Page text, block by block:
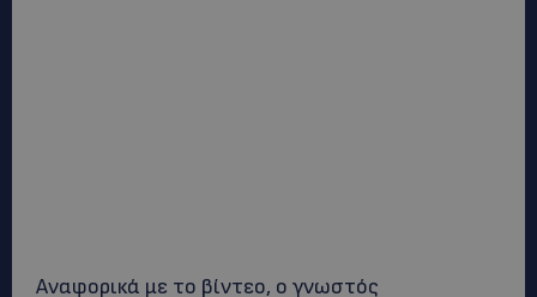
Αναφορικά με το βίντεο, ο γνωστός